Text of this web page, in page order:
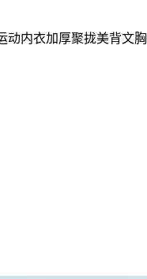
动内衣加厚聚拢美背文